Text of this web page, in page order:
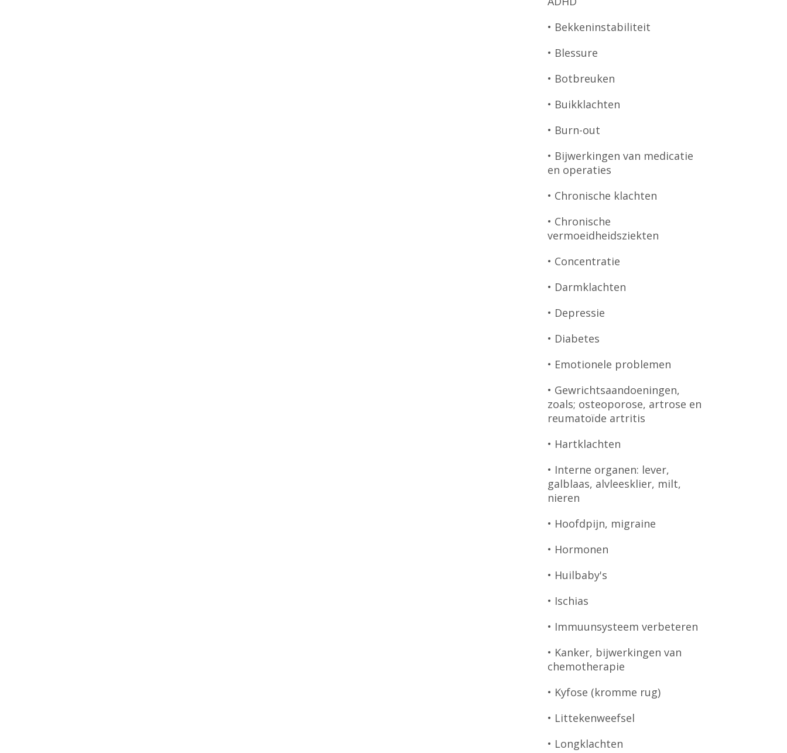
• Bekkeninstabiliteit
• Blessure
• Botbreuken
• Buikklachten
• Burn-out
• Bijwerkingen van medicatie
en operaties
• Chronische klachten
• Chronische
vermoeidheidsziekten
• Concentratie
• Darmklachten
• Depressie
• Diabetes
• Emotionele problemen
• Gewrichtsaandoeningen,
zoals; osteoporose, artrose en
reumatoïde artritis
• Hartklachten
• Interne organen: lever,
galblaas, alvleesklier, milt,
nieren
• Hoofdpijn, migraine
• Hormonen
• Huilbaby's
• Ischias
• Immuunsysteem verbeteren
• Kanker, bijwerkingen van
chemotherapie
• Kyfose (kromme rug)
• Littekenweefsel
• Longklachten